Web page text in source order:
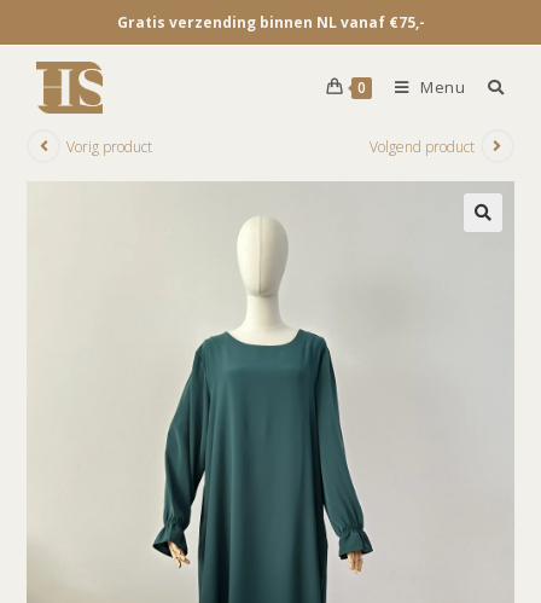
Gratis verzending binnen NL vanaf €75,-
0 Menu
Vorig product Volgend product